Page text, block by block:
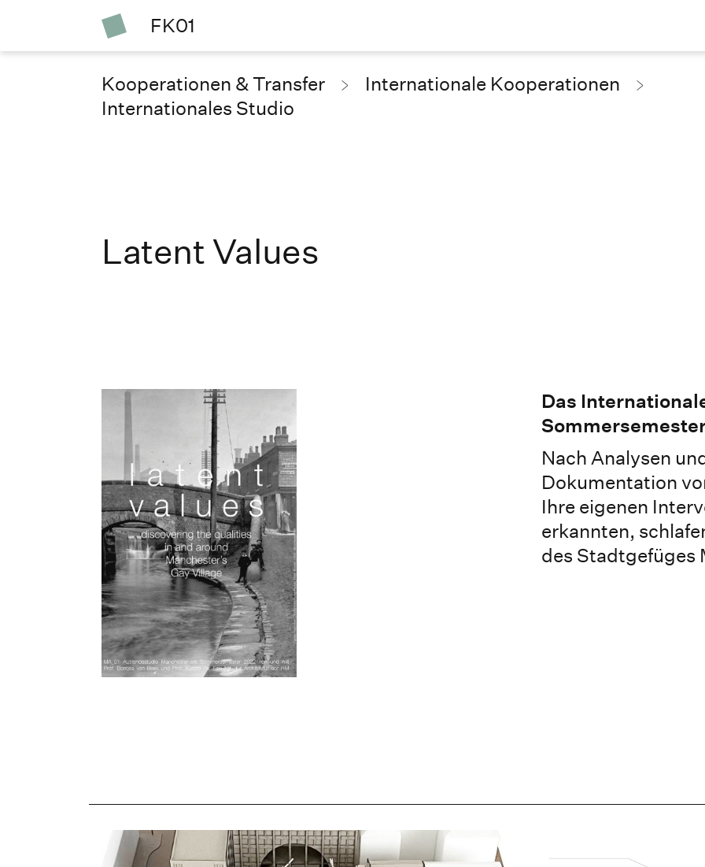
FK01
Kooperationen & Transfer
Internationale Kooperationen
Internationales Studio
Latent Values
Das
Nach Analysen
Dokumentation
Ihre eigenen
erkannten,
des Stadtgefüges